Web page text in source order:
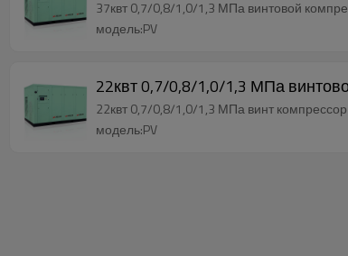
37квт 0,7/0,8/1,0/1,3 МПа винтовой
модель:PV
22квт 0,7/0,8/1,0/1,3 МПа
22квт 0,7/0,8/1,0/1,3 МПа винт
модель:PV